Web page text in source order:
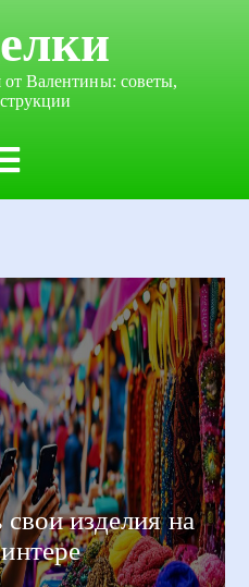
от Валентины: советы,
свои изделия на